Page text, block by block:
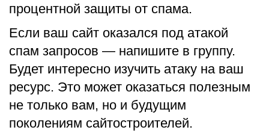
процентной защиты от спама.
Если ваш сайт оказался под атакой
спам запросов — напишите в группу.
Будет интересно изучить атаку на ваш
ресурс. Это может оказаться полезным
не только вам, но и будущим
поколениям сайтостроителей.